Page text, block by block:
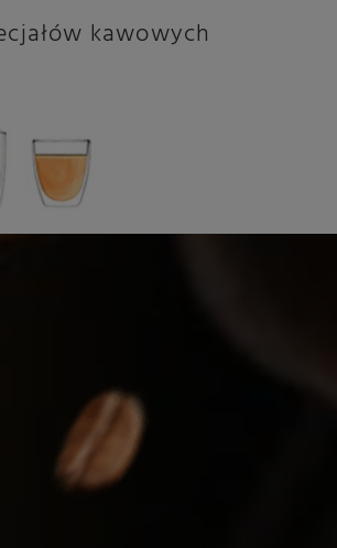
kawowych